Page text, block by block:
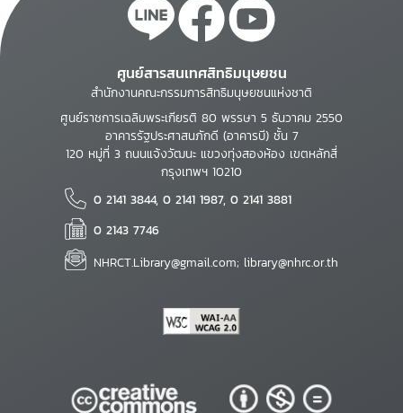
ศูนย์สารสนเทศสิทธิมนุษยชน
สำนักงานคณะกรรมการสิทธิมนุษยชนแห่งชาติ
ศูนย์ราชการเฉลิมพระเกียรติ 80 พรรษา 5 ธันวาคม 2550
อาคารรัฐประศาสนภักดี (อาคารบี) ชั้น 7
120 หมู่ที่ 3 ถนนแจ้งวัฒนะ แขวงทุ่งสองห้อง เขตหลักสี่
กรุงเทพฯ 10210
0 2141 3844, 0 2141 1987, 0 2141 3881
0 2143 7746
NHRCT.Library@gmail.com; library@nhrc.or.th